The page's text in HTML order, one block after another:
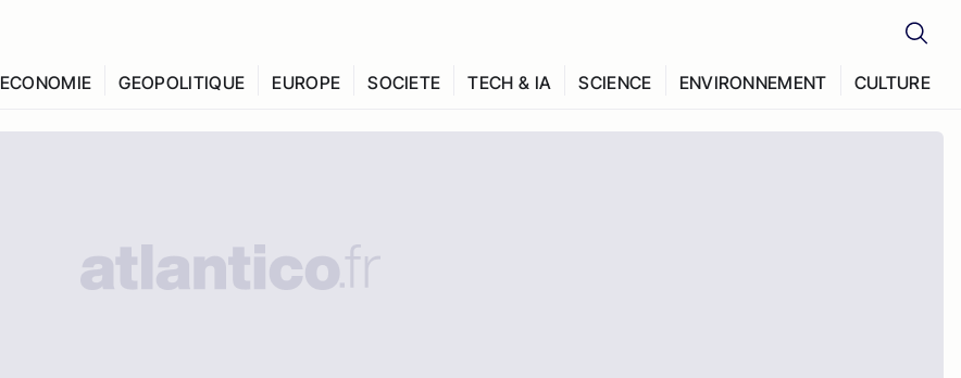
ECONOMIE GEOPOLITIQUE EUROPE SOCIETE TECH & IA SCIENCE ENVIRONNEMENT CULTURE